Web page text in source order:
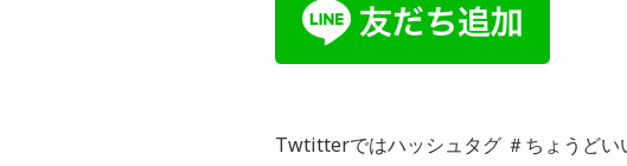
Twtitterではハッシュタグ ＃ちょうどい